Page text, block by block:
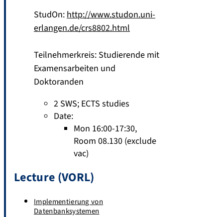
StudOn: http://www.studon.uni-
erlangen.de/crs8802.html
Teilnehmerkreis: Studierende mit
Examensarbeiten und
Doktoranden
2 SWS; ECTS studies
Date:
Mon 16:00-17:30,
Room 08.130 (exclude
vac)
Lecture (VORL)
Implementierung von
Datenbanksystemen